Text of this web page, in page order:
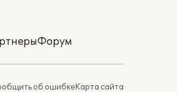
Форум
об ошибкеКарта сайта